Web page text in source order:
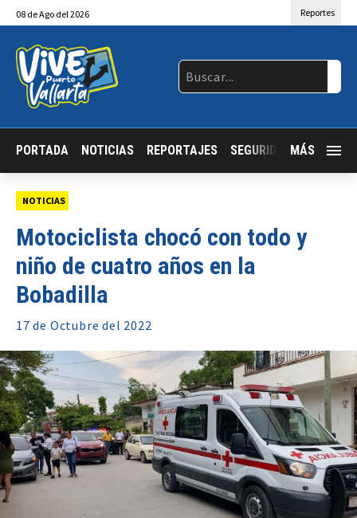
08 deAgo del 2026 Reportes
PORTADA NOTICIAS REPORTAJES SEGURIDAD JALISCO
MÁS
NOTICIAS
Motociclista chocó con todo y
niño de cuatro años en la
Bobadilla
17 de Octubre del 2022